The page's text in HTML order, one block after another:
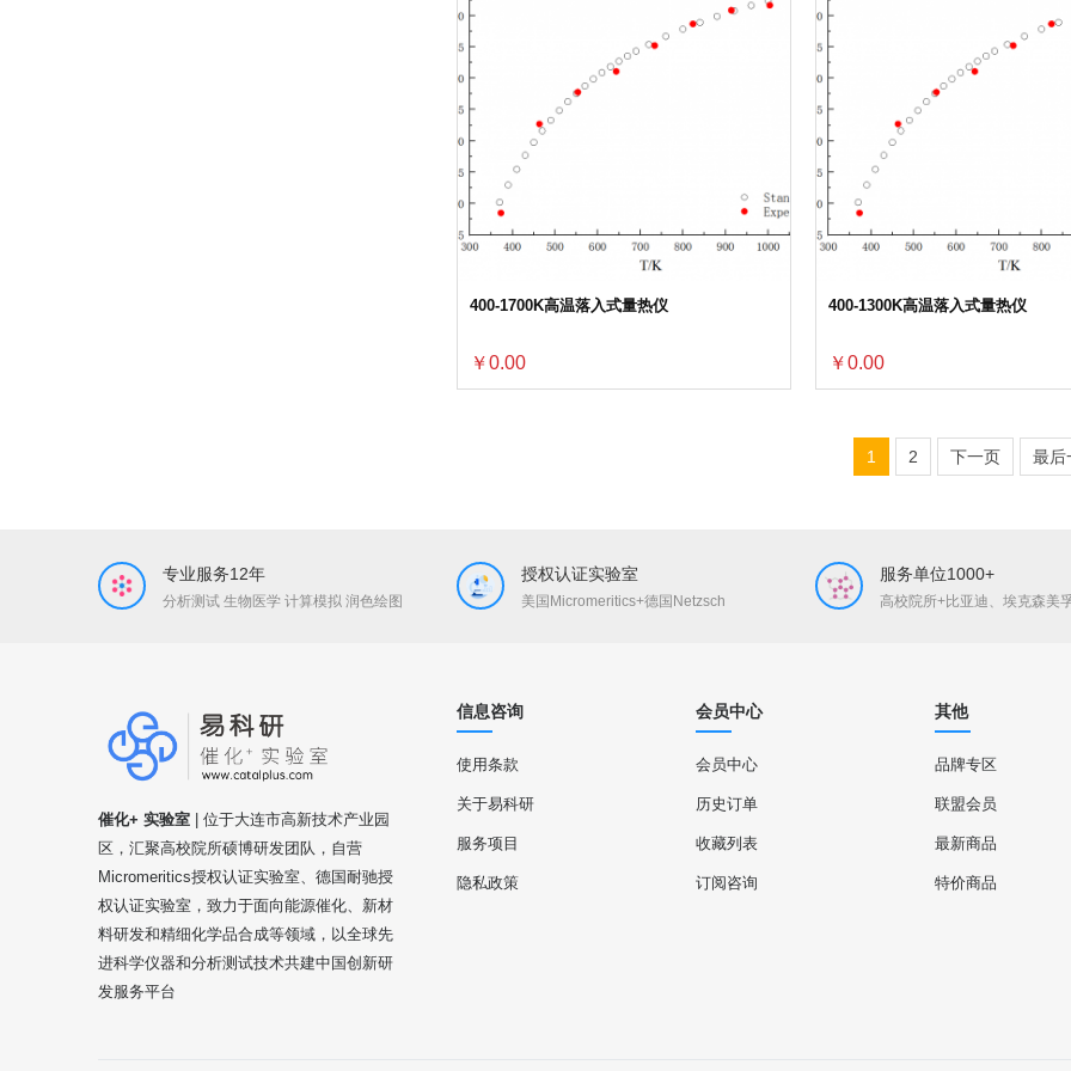
400-1700K高温落入式量热仪
￥0.00
400-1300K高温落入式量热仪
￥0.00
1 2 下一页 最后
专业服务12年
分析测试 生物医学 计算模拟 润色绘图
授权认证实验室
美国Micromeritics+德国Netzsch
服务单位1000+
高校院所+比亚迪、埃克森美
催化+ 实验室 | 位于大连市高新技术产业园
区，汇聚高校院所硕博研发团队，自营
Micromeritics授权认证实验室、德国耐驰授
权认证实验室，致力于面向能源催化、新材
料研发和精细化学品合成等领域，以全球先
进科学仪器和分析测试技术共建中国创新研
发服务平台
信息咨询
使用条款
关于易科研
服务项目
隐私政策
会员中心
会员中心
历史订单
收藏列表
订阅咨询
其他
品牌专区
联盟会员
最新商品
特价商品